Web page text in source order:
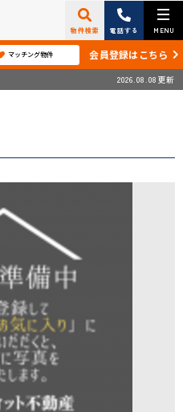
物件検索 電話する MENU
マッチング物件 会員登録はこちら
2026.08.08更新